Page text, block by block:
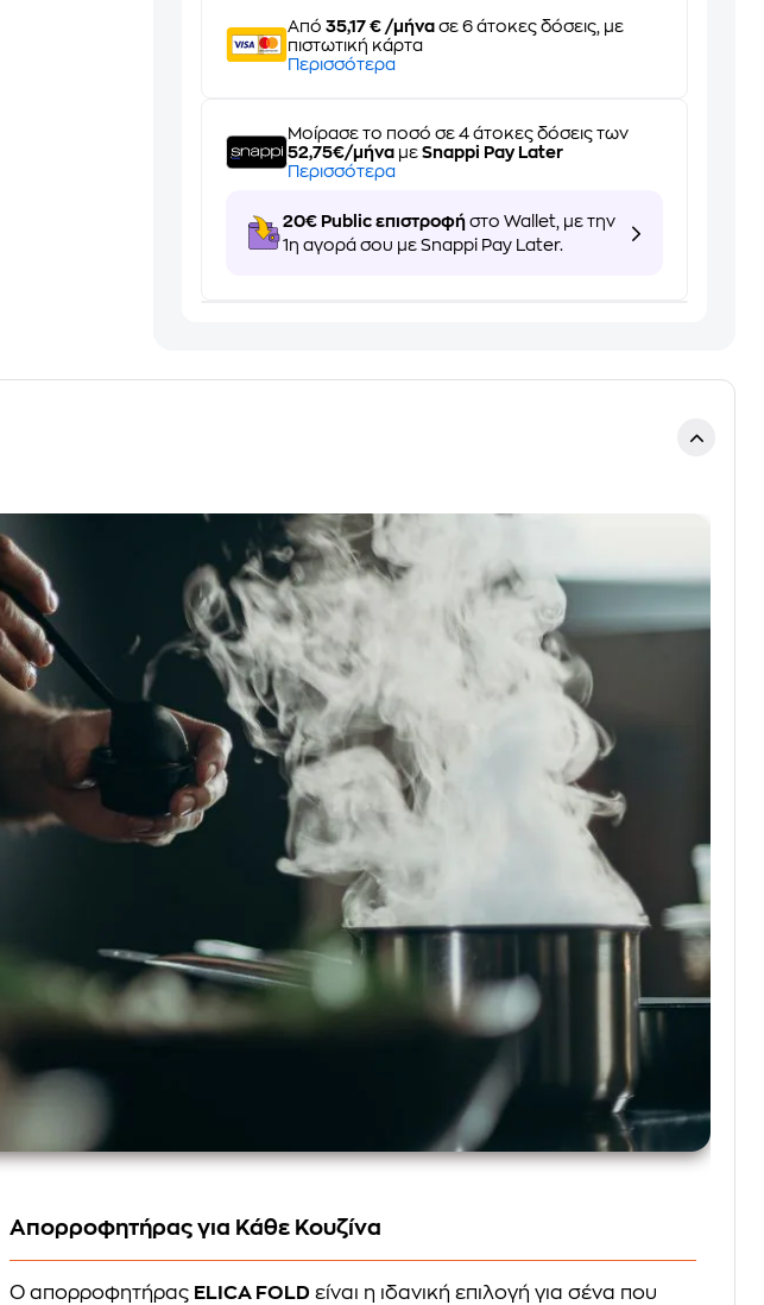
Από35,17 € /μήνα σε 6 άτοκες δόσεις, με
πιστωτική κάρτα
Περισσότερα
Μοίρασε το ποσό σε 4 άτοκες δόσεις των
52,75€/μήνα μεSnappi Pay Later
Περισσότερα
20€ Public επιστροφή στο Wallet, με την
1η αγορά σου με Snappi Pay Later.
Απορροφητήρας για Κάθε Κουζίνα
Ο απορροφητήρας ELICA FOLD είναι η ιδανική επιλογή για σένα που